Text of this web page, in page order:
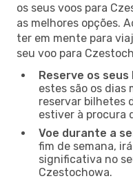
os seus voos para
as melhores opções.
ter em mente para
seu voo para
Reserve os
estes são os dias
reservar bilhetes
estiver à procura
Voe durante a
fim de semana,
significativa no
Czestochowa.